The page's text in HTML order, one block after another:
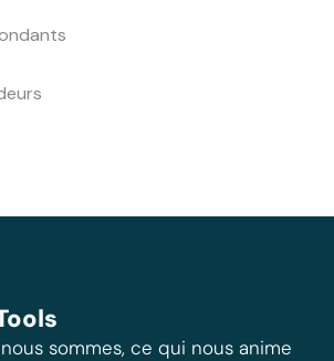
sommes, ce qui nous anime